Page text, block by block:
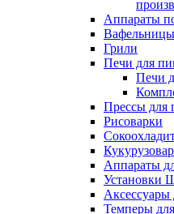
Аппараты
Вафельницы
Грили
Печи для
Печи
Прессы для
Рисоварки
Аппараты
Установки
Аксессуары
Темперы